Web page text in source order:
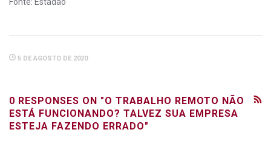
5 DE AGOSTO DE 2020
0 RESPONSES ON "O TRABALHO REMOTO NÃO
ESTÁ FUNCIONANDO? TALVEZ SUA EMPRESA
ESTEJA FAZENDO ERRADO"